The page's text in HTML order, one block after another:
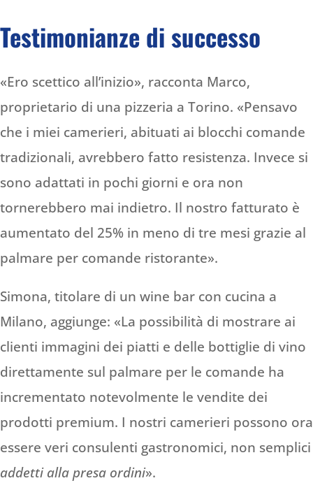
Testimonianze di successo
«Ero scettico all’inizio», racconta Marco,
proprietario di una pizzeria a Torino. «Pensavo
che i miei camerieri, abituati ai blocchi comande
tradizionali, avrebbero fatto resistenza. Invece si
sono adattati in pochi giorni e ora non
tornerebbero mai indietro. Il nostro fatturato è
aumentato del 25% in meno di tre mesi grazie al
palmare per comande ristorante».
Simona, titolare di un wine bar con cucina a
Milano, aggiunge: «La possibilità di mostrare ai
clienti immagini dei piatti e delle bottiglie di vino
direttamente sul palmare per le comande ha
incrementato notevolmente le vendite dei
prodotti premium. I nostri camerieri possono ora
essere veri consulenti gastronomici, non semplici
addetti alla presa ordini».